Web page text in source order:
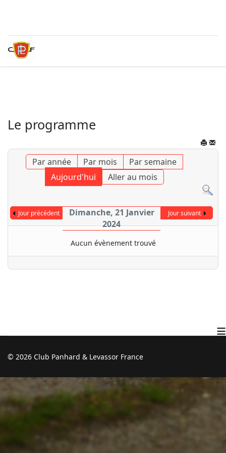
Le programme
Par année Par mois
Par semaine
Aujourd'hui
Aller au mois
Jour précédent
Dimanche, 21 Janvier
2024
Jour suivant
Aucun évènement trouvé
≡
© 2026 Club Panhard & Levassor France